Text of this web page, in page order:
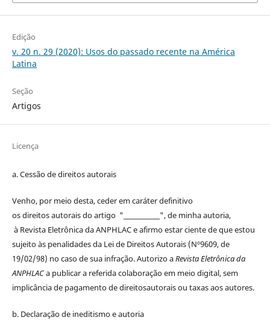
Edição
v. 20 n. 29 (2020): Usos do passado recente na América
Latina
Seção
Artigos
Licença
a. Cessão dedireitosautorais
Venho, por meio desta, ceder em caráter definitivo
osdireitosautoraisdo artigo "____________", de minha autoria,
à Revista Eletrônica da ANPHLACe afirmo estar ciente de que estou
sujeito às penalidades da Lei de DireitosAutorais(Nº9609, de
19/02/98) no caso de sua infração. Autorizo aRevista Eletrônica da
ANPHLACa publicar a referida colaboração em meio digital, sem
implicância de pagamento dedireitosautoraisou taxas aos autores.
b. Declaração de ineditismo e autoria